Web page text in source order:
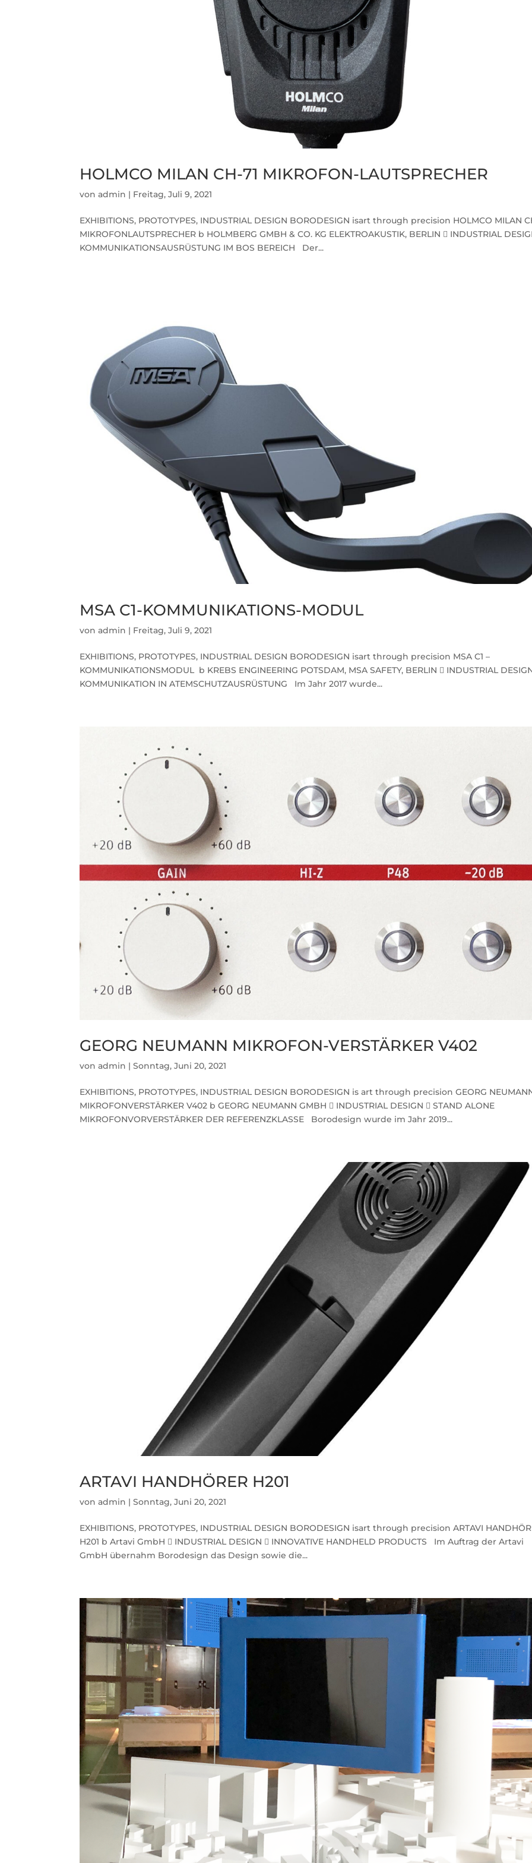
HOLMCO MILAN CH-71 MIKROFON-LAUTSPRECHER
vonadmin | Freitag, Juli 9, 2021
EXHIBITIONS, PROTOTYPES, INDUSTRIAL DESIGN BORODESIGN isart through precision HOLMCO MILAN
MIKROFONLAUTSPRECHER b HOLMBERG GMBH & CO. KG ELEKTROAKUSTIK, BERLIN  INDUSTRIAL
KOMMUNIKATIONSAUSRÜSTUNG IM BOS BEREICH Der...
MSA C1-KOMMUNIKATIONS-MODUL
vonadmin | Freitag, Juli 9, 2021
EXHIBITIONS, PROTOTYPES, INDUSTRIAL DESIGN BORODESIGN isart through precision MSA C1 –
KOMMUNIKATIONSMODUL b KREBS ENGINEERING POTSDAM, MSA SAFETY, BERLIN  INDUSTRIAL
KOMMUNIKATION IN ATEMSCHUTZAUSRÜSTUNG Im Jahr 2017 wurde...
GEORG NEUMANN MIKROFON-VERSTÄRKER V402
vonadmin |Sonntag, Juni 20, 2021
EXHIBITIONS, PROTOTYPES, INDUSTRIAL DESIGN BORODESIGN is art through precision GEORG
MIKROFONVERSTÄRKER V402 b GEORG NEUMANN GMBH  INDUSTRIAL DESIGN  STAND ALONE
MIKROFONVORVERSTÄRKER DER REFERENZKLASSE Borodesign wurde im Jahr 2019...
ARTAVI HANDHÖRER H201
vonadmin |Sonntag, Juni 20, 2021
EXHIBITIONS, PROTOTYPES, INDUSTRIAL DESIGN BORODESIGN isart through precision ARTAVI
H201 b Artavi GmbH  INDUSTRIAL DESIGN  INNOVATIVE HANDHELD PRODUCTS Im Auftrag der Artavi
GmbH übernahm Borodesign das Design sowie die...